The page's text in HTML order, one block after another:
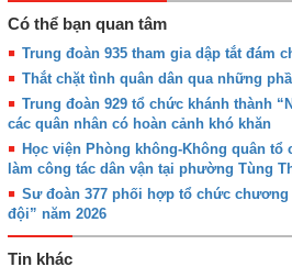
Có thể bạn quan tâm
Trung đoàn 935 tham gia dập tắt đám
Thắt chặt tình quân dân qua những
Trung đoàn 929 tổ chức khánh thành
các quân nhân có hoàn cảnh khó khăn
Học viện Phòng không-Không quân tổ
làm công tác dân vận tại phường Tùng
Sư đoàn 377 phối hợp tổ chức
đội” năm 2026
Tin khác